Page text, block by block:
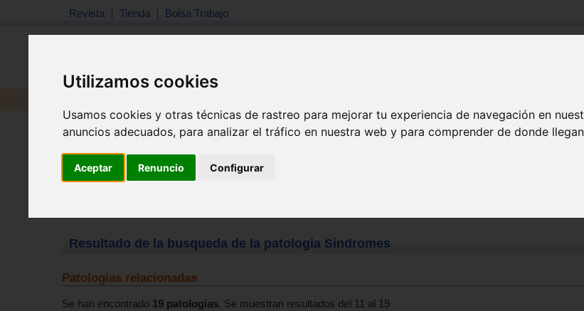
Utilizamos cookies
Usamos cookies y otras técnicas de rastreo para mejorar tu experiencia de navegación en
anuncios adecuados, para analizar el tráfico en nuestra web y para comprender de donde
Aceptar Renuncio Configurar
Revista Tienda Bolsa Trabajo
Resultado de la busqueda de la patologia Síndromes
Patologias relacionadas
Se han encontrado 19 patologias. Se muestran resultados del 11 al 19